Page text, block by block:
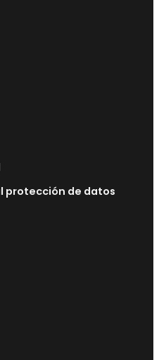
protección de datos